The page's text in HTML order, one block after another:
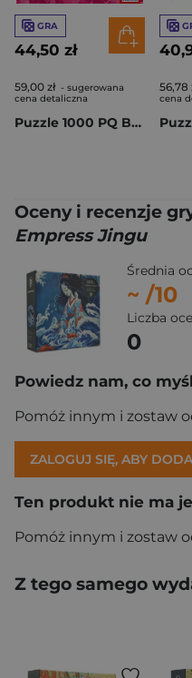
GRA
44,50 zł
59,00 zł - sugerowana
cena detaliczna
Puzzle 1000 PQ Bukiet kwiatów 114005
56,78
cena
Oceny i recenzje
Empress Jingu
Średnia
~ /10
Liczba
0
Powiedz nam, co
Pomóż innym i zostaw
ZALOGUJ SIĘ, ABY
Ten produkt nie ma
Pomóż innym i zostaw
Z tego samego